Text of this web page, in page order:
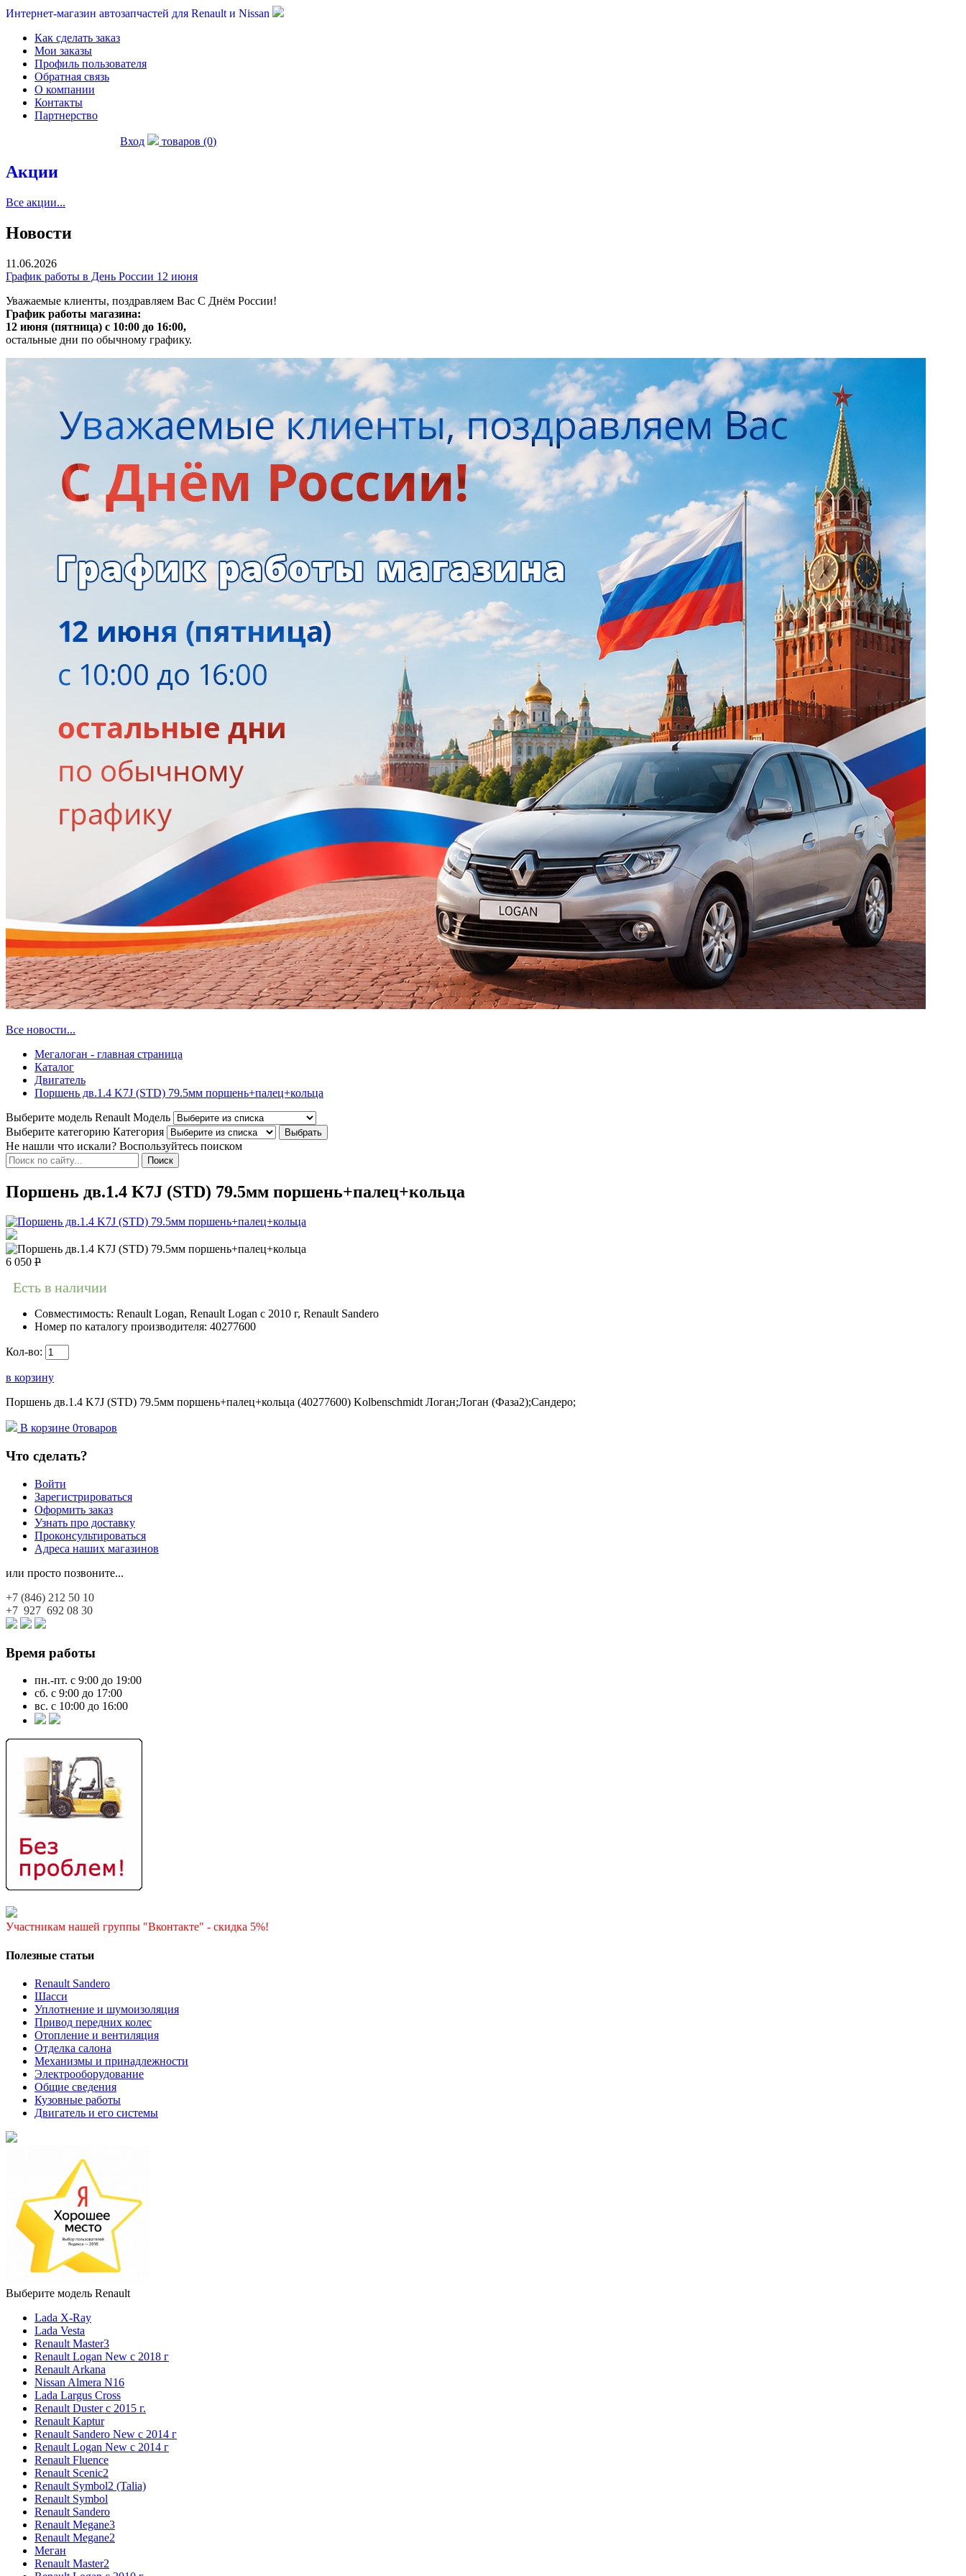
Интернет-магазин автозапчастей для Renault и Nissan
Как сделать заказ
Мои заказы
Профиль пользователя
Обратная связь
О компании
Контакты
Партнерство
Вход товаров (0)
Акции
Все акции...
Новости
11.06.2026
График работы в День России 12 июня
Уважаемые клиенты, поздравляем Вас С Днём России!
График работы магазина:
12 июня (пятница) с 10:00 до 16:00,
остальные дни по обычному графику.
Все новости...
Мегалоган - главная страница
Каталог
Двигатель
Поршень дв.1.4 K7J (STD) 79.5мм поршень+палец+кольца
Выберите модель Renault Модель
Выберите категорию Категория
Не нашли что искали? Воспользуйтесь поиском
Поршень дв.1.4 K7J (STD) 79.5мм поршень+палец+кольца
6 050 Р
Есть в наличии
Совместимость: Renault Logan, Renault Logan c 2010 г, Renault Sandero
Номер по каталогу производителя: 40277600
Кол-во:
в корзину
Поршень дв.1.4 K7J (STD) 79.5мм поршень+палец+кольца (40277600) Kolbenschmidt Логан;Логан (Фаза2);Сандеро;
В корзине 0товаров
Что сделать?
Войти
Зарегистрироваться
Оформить заказ
Узнать про доставку
Проконсультироваться
Адреса наших магазинов
или просто позвоните...
+7 (846) 212 50 10
+7 927 692 08 30
Время работы
пн.-пт. с 9:00 до 19:00
сб. с 9:00 до 17:00
вс. с 10:00 до 16:00
Участникам нашей группы "Вконтакте" - скидка 5%!
Полезные статьи
Renault Sandero
Шасси
Уплотнение и шумоизоляция
Привод передних колес
Отопление и вентиляция
Отделка салона
Механизмы и принадлежности
Электрооборудование
Общие сведения
Кузовные работы
Двигатель и его системы
Выберите модель Renault
Lada X-Ray
Lada Vesta
Renault Master3
Renault Logan New с 2018 г
Renault Arkana
Nissan Almera N16
Lada Largus Cross
Renault Duster с 2015 г.
Renault Kaptur
Renault Sandero New с 2014 г
Renault Logan New с 2014 г
Renault Fluence
Renault Scenic2
Renault Symbol2 (Talia)
Renault Symbol
Renault Sandero
Renault Megane3
Renault Megane2
Меган
Renault Master2